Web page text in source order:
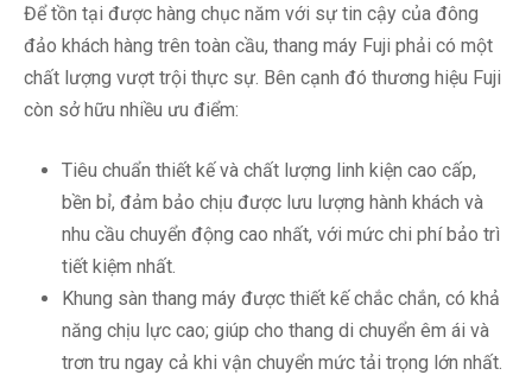
Để tồn tại được hàng chục năm với sự tin cậy của đông
đảo khách hàng trên toàn cầu, thang máy Fuji phải có một
chất lượng vượt trội thực sự. Bên cạnh đó thương hiệu Fuji
còn sở hữu nhiều ưu điểm:
Tiêu chuẩn thiết kế và chất lượng linh kiện cao cấp,
bền bỉ, đảm bảo chịu được lưu lượng hành khách và
nhu cầu chuyển động cao nhất, với mức chi phí bảo trì
tiết kiệm nhất.
Khung sàn thang máy được thiết kế chắc chắn, có khả
năng chịu lực cao; giúp cho thang di chuyển êm ái và
trơn tru ngay cả khi vận chuyển mức tải trọng lớn nhất.